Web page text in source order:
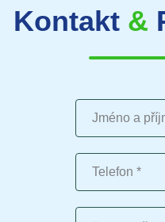
Kontakt &
Jméno a příjmení
Telefon
Vaše sdělení